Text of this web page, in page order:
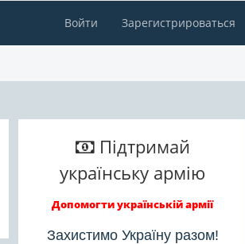
Войти Зарегистрироваться
Підтримай
українську армію
Допомогти українській армії
Захистимо Україну разом!